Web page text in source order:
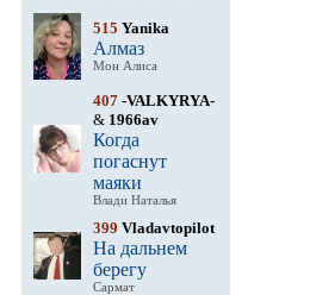
515 Yanika
Алмаз
Мон Алиса
407 -VALKYRYA-
& 1966av
Когда
погаснут
маяки
Влади Наталья
399 Vladavtopilot
На дальнем
берегу
Сармат